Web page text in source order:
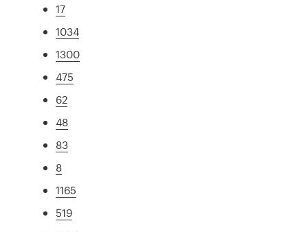
17
1034
1300
475
62
48
83
8
1165
519